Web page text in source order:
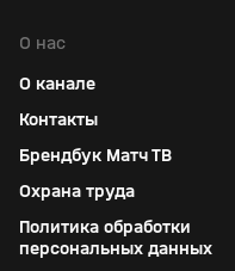
О нас
О канале
Контакты
Брендбук Матч ТВ
Охрана труда
Политика обработки
персональных данных